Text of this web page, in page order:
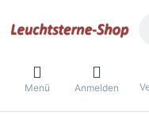
Menü Anmelden